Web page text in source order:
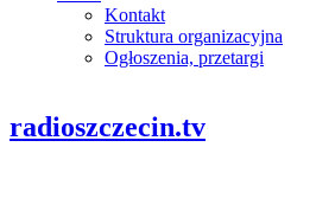
Kontakt
Struktura organizacyjna
Ogłoszenia, przetargi
radioszczecin.tv